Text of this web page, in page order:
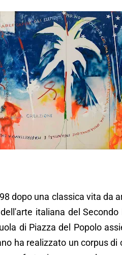
dopo una classica vita da
italiana del Secondo
di Piazza del Popolo
ha realizzato un corpus di